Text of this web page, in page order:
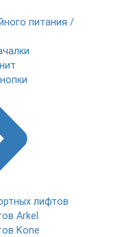
питания /
лифтов
Arkel
Kone